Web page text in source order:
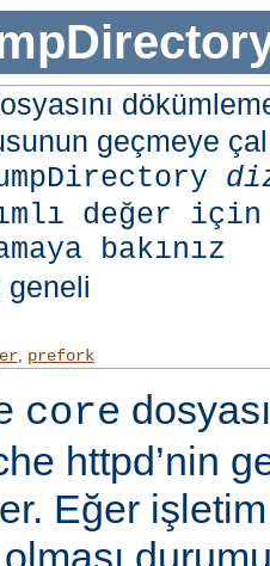
geçmeye
değer
bakınız
geneli
, prefork
core
httpd’nin
Eğer